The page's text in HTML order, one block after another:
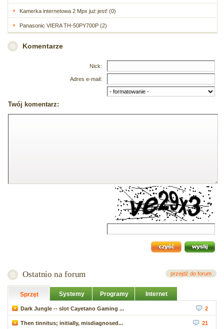
Kamerka internetowa 2 Mpx już jest! (0)
Panasonic VIERA TH-50PY700P (2)
Komentarze
Nick:
Adres e-mail:
Twój komentarz:
Ostatnio na forum przejdź do forum
Sprzęt Systemy Programy Internet
Dark Jungle -- slot Cayetano Gaming ... 2
Then tinnitus; initially, misdiagnosed... 21